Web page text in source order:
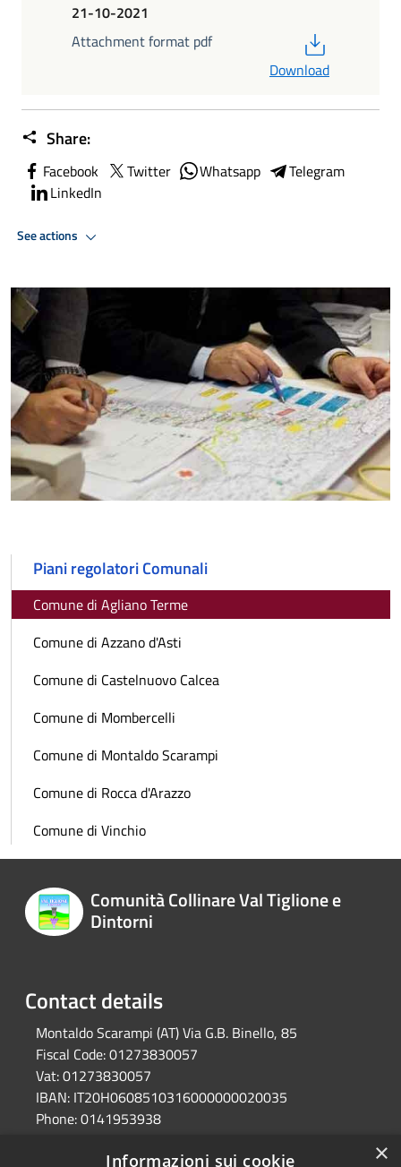
21-10-2021
Attachment format pdf
Download
Share:
Facebook Twitter Whatsapp
Telegram
LinkedIn
See actions
Piani regolatori Comunali
Comune di Agliano Terme
Comune di Azzano d'Asti
Comune di Castelnuovo Calcea
Comune di Mombercelli
Comune di Montaldo Scarampi
Comune di Rocca d'Arazzo
Comune di Vinchio
Comunità Collinare Val Tiglione e
Dintorni
Contact details
Montaldo Scarampi (AT) Via G.B. Binello, 85
Fiscal Code:01273830057
Vat:01273830057
IBAN: IT20H0608510316000000020035
Phone:0141953938
×
Informazioni sui cookie